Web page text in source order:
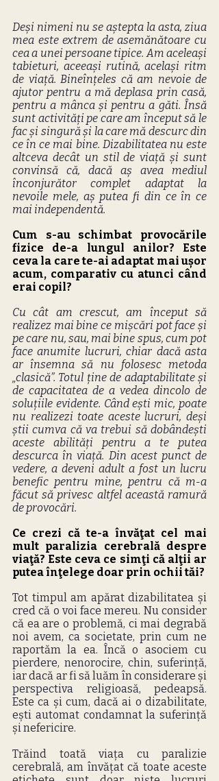
Deși nimeni nu se aștepta la asta, ziua
mea este extrem de asemănătoare cu
cea a unei persoane tipice. Am aceleași
tabieturi, aceeași rutină, același ritm
de viață. Bineînțeles că am nevoie de
ajutor pentru a mă deplasa prin casă,
pentru a mânca și pentru a găti. Însă
sunt activități pe care am început să le
fac și singură și la care mă descurc din
ce în ce mai bine. Dizabilitatea nu este
altceva decât un stil de viață și sunt
convinsă că, dacă aș avea mediul
înconjurător complet adaptat la
nevoile mele, aș putea fi din ce în ce
mai independentă.
Cum s-au schimbat provocările
fizice de-a lungul anilor? Este
ceva la care te-ai adaptat mai ușor
acum, comparativ cu atunci când
erai copil?
Cu cât am crescut, am început să
realizez mai bine ce mișcări pot face și
pe care nu, sau, mai bine spus, cum pot
face anumite lucruri, chiar dacă asta
ar însemna să nu folosesc metoda
„clasică”. Totul ține de adaptabilitate și
de capacitatea de a vedea dincolo de
soluțiile evidente. Când ești mic, poate
nu realizezi toate aceste lucruri, deși
știi cumva că va trebui să dobândești
aceste abilități pentru a te putea
descurca în viață. Din acest punct de
vedere, a deveni adult a fost un lucru
benefic pentru mine, pentru că m-a
făcut să privesc altfel această ramură
de provocări.
Ce crezi că te-a învăţat cel mai
mult paralizia cerebrală despre
viaţă? Este ceva ce simţi că alţii ar
putea înţelege doar prin ochii tăi?
Tot timpul am apărat dizabilitatea și
cred că o voi face mereu. Nu consider
că ea are o problemă, ci mai degrabă
noi avem, ca societate, prin cum ne
raportăm la ea. Încă o asociem cu
pierdere, nenorocire, chin, suferință,
iar dacă ar fi să luăm în considerare și
perspectiva religioasă, pedeapsă.
Este ca și cum, dacă ai o dizabilitate,
ești automat condamnat la suferință
și nefericire.
Trăind toată viața cu paralizie
cerebrală, am învățat că toate aceste